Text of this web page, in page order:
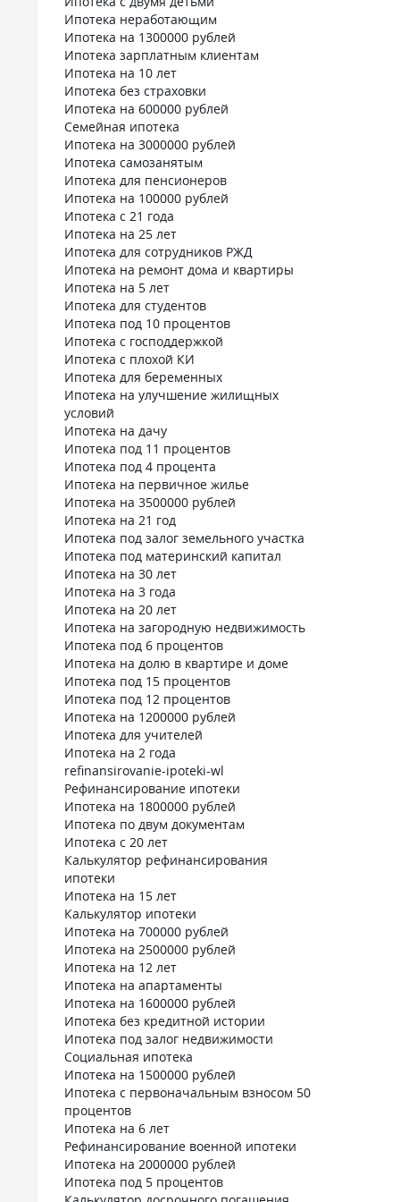
Ипотека неработающим
Ипотека на 1300000 рублей
Ипотека зарплатным клиентам
Ипотека на 10 лет
Ипотека без страховки
Ипотека на 600000 рублей
Семейная ипотека
Ипотека на 3000000 рублей
Ипотека самозанятым
Ипотека для пенсионеров
Ипотека на 100000 рублей
Ипотека с 21 года
Ипотека на 25 лет
Ипотека для сотрудников РЖД
Ипотека на ремонт дома и квартиры
Ипотека на 5 лет
Ипотека для студентов
Ипотека под 10 процентов
Ипотека с господдержкой
Ипотека с плохой КИ
Ипотека для беременных
Ипотека на улучшение жилищных
условий
Ипотека на дачу
Ипотека под 11 процентов
Ипотека под 4 процента
Ипотека на первичное жилье
Ипотека на 3500000 рублей
Ипотека на 21 год
Ипотека под залог земельного участка
Ипотека под материнский капитал
Ипотека на 30 лет
Ипотека на 3 года
Ипотека на 20 лет
Ипотека на загородную недвижимость
Ипотека под 6 процентов
Ипотека на долю в квартире и доме
Ипотека под 15 процентов
Ипотека под 12 процентов
Ипотека на 1200000 рублей
Ипотека для учителей
Ипотека на 2 года
refinansirovanie-ipoteki-wl
Рефинансирование ипотеки
Ипотека на 1800000 рублей
Ипотека по двум документам
Ипотека с 20 лет
Калькулятор рефинансирования
ипотеки
Ипотека на 15 лет
Калькулятор ипотеки
Ипотека на 700000 рублей
Ипотека на 2500000 рублей
Ипотека на 12 лет
Ипотека на апартаменты
Ипотека на 1600000 рублей
Ипотека без кредитной истории
Ипотека под залог недвижимости
Социальная ипотека
Ипотека на 1500000 рублей
Ипотека с первоначальным взносом 50
процентов
Ипотека на 6 лет
Рефинансирование военной ипотеки
Ипотека на 2000000 рублей
Ипотека под 5 процентов